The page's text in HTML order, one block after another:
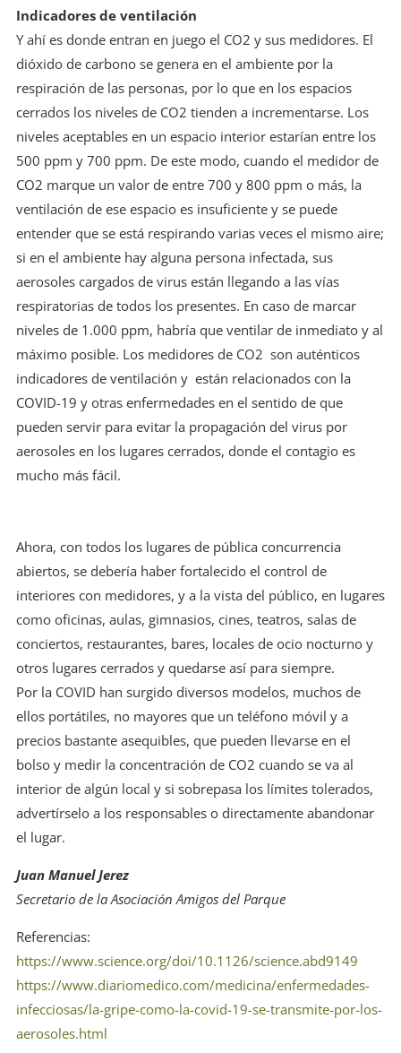
Indicadores de ventilación
Y ahí es donde entran en juego el CO2 y sus medidores. El
dióxido de carbono se genera en el ambiente por la
respiración de las personas, por lo que en los espacios
cerrados los niveles de CO2 tienden a incrementarse. Los
niveles aceptables en un espacio interior estarían entre los
500 ppm y 700 ppm. De este modo, cuando el medidor de
CO2 marque un valor de entre 700 y 800 ppm o más, la
ventilación de ese espacio es insuficiente y se puede
entender que se está respirando varias veces el mismo aire;
si en el ambiente hay alguna persona infectada, sus
aerosoles cargados de virus están llegando a las vías
respiratorias de todos los presentes. En caso de marcar
niveles de 1.000 ppm, habría que ventilar de inmediato y al
máximo posible. Los medidores de CO2 son auténticos
indicadores de ventilación y están relacionados con la
COVID-19 y otras enfermedades en el sentido de que
pueden servir para evitar la propagación del virus por
aerosoles en los lugares cerrados, donde el contagio es
mucho más fácil.
Ahora, con todos los lugares de pública concurrencia
abiertos, se debería haber fortalecido el control de
interiores con medidores, y a la vista del público, en lugares
como oficinas, aulas, gimnasios, cines, teatros, salas de
conciertos, restaurantes, bares, locales de ocio nocturno y
otros lugares cerrados y quedarse así para siempre.
Por la COVID han surgido diversos modelos, muchos de
ellos portátiles, no mayores que un teléfono móvil y a
precios bastante asequibles, que pueden llevarse en el
bolso y medir la concentración de CO2 cuando se va al
interior de algún local y si sobrepasa los límites tolerados,
advertírselo a los responsables o directamente abandonar
el lugar.
Juan Manuel Jerez
Secretario de la Asociación Amigos del Parque
Referencias:
https://www.science.org/doi/10.1126/science.abd9149
https://www.diariomedico.com/medicina/enfermedades-
infecciosas/la-gripe-como-la-covid-19-se-transmite-por-los-
aerosoles.html